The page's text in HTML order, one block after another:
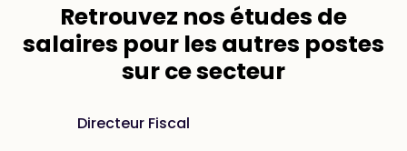
Retrouvez nos études de
salaires pour les autres postes
sur ce secteur
Directeur Fiscal